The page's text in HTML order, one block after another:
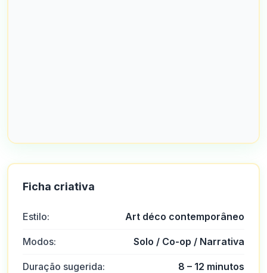
Ficha criativa
Estilo: Art déco contemporâneo
Modos: Solo / Co-op / Narrativa
Duração sugerida: 8 – 12 minutos